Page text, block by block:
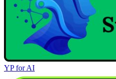
YP for AI